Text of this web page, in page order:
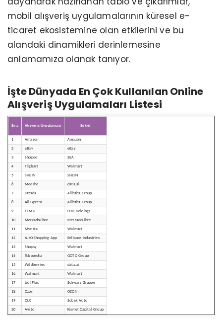
mobil alışveriş uygulamalarının küresel e-
ticaret ekosistemine olan etkilerini ve bu
alandaki dinamikleri derinlemesine
anlamamıza olanak tanıyor.
İşte Dünyada En Çok Kullanılan Online
Alışveriş Uygulamaları Listesi
Sıra Alışveriş Uygulaması Şirket
1 Amazon Amazon
2 eBay eBay
3 Shopee SEA
4 Flipkart Walmart
5 SHEIN SHEIN
6 Meesho data.ai
7 Lazada Alibaba Group
8 AliExpress Alibaba Group
9 TEMU PDD Holdings
10 MercadoLibre MercadoLibre
11 Myntra Walmart
12 AJIO Shopping App Reliance Industries
13 Shopsy Walmart
14 Tokopedia GOTO Group
15 Wildberries data.ai
16 Walmart Walmart
17 Lidl Plus Schwarz Gruppe
18 Ozon OZON
19 OLX Sobek Auto
20 Avito Kismet Capital Group